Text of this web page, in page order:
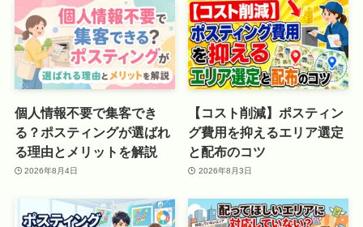
個人情報不要で集客でき
る？ポスティングが選ばれ
る理由とメリットを解説
2026年8月4日
【コスト削減】ポスティン
グ費用を抑えるエリア選定
と配布のコツ
2026年8月3日